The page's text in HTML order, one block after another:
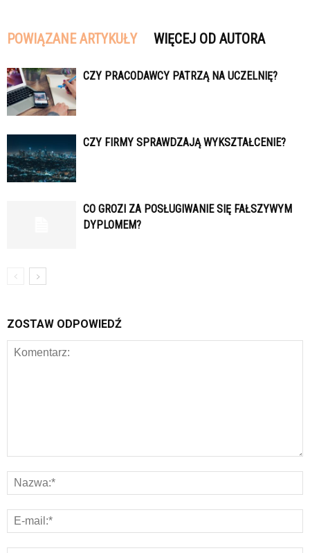
POWIĄZANE ARTYKUŁY WIĘCEJ OD AUTORA
CZY PRACODAWCY PATRZĄ NA UCZELNIĘ?
CZY FIRMY SPRAWDZAJĄ WYKSZTAŁCENIE?
CO GROZI ZA POSŁUGIWANIE SIĘ FAŁSZYWYM
DYPLOMEM?
ZOSTAW ODPOWIEDŹ